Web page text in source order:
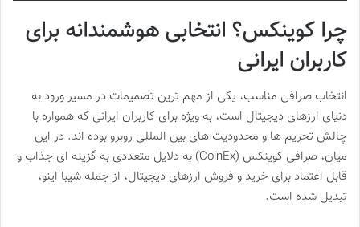
چرا کوینکس؟ انتخابی هوشمندانه برای
کاربران ایرانی
انتخاب صرافی مناسب، یکی از مهم ترین تصمیمات در مسیر ورود به
دنیای ارزهای دیجیتال است، به ویژه برای کاربران ایرانی که همواره با
چالش تحریم ها و محدودیت های بین المللی روبرو بوده اند. در این
میان، صرافی کوینکس (CoinEx) به دلایل متعددی به گزینه ای جذاب و
قابل اعتماد برای خرید و فروش ارزهای دیجیتال، از جمله شیبا اینو،
تبدیل شده است.